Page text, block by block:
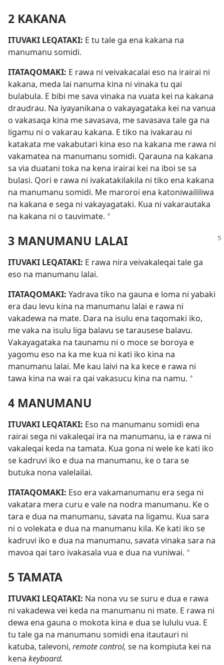
2 KAKANA
ITUVAKI LEQATAKI: E tu tale ga ena kakana na
manumanu somidi.
ITATAQOMAKI: E rawa ni veivakacalai eso na irairai ni
kakana, meda lai nanuma kina ni vinaka tu qai
bulabula. E bibi me sava vinaka na vuata kei na kakana
draudrau. Na iyayanikana o vakayagataka kei na vanua
o vakasaqa kina me savasava, me savasava tale ga na
ligamu ni o vakarau kakana. E tiko na ivakarau ni
katakata me vakabutari kina eso na kakana me rawa ni
vakamatea na manumanu somidi. Qarauna na kakana
sa via duatani toka na kena irairai kei na iboi se sa
bulasi. Qori e rawa ni ivakatakilakila ni tiko ena kakana
na manumanu somidi. Me maroroi ena katoniwaililiwa
na kakana e sega ni vakayagataki. Kua ni vakarautaka
na kakana ni o tauvimate. *
3 MANUMANU LALAI
ITUVAKI LEQATAKI: E rawa nira veivakaleqai tale ga
eso na manumanu lalai.
ITATAQOMAKI: Yadrava tiko na gauna e loma ni yabaki
era dau levu kina na manumanu lalai e rawa ni
vakadewa na mate. Dara na isulu ena taqomaki iko,
me vaka na isulu liga balavu se tarausese balavu.
Vakayagataka na taunamu ni o moce se boroya e
yagomu eso na ka me kua ni kati iko kina na
manumanu lalai. Me kau laivi na ka kece e rawa ni
tawa kina na wai ra qai vakasucu kina na namu. *
4 MANUMANU
ITUVAKI LEQATAKI: Eso na manumanu somidi ena
rairai sega ni vakaleqai ira na manumanu, ia e rawa ni
vakaleqai keda na tamata. Kua gona ni wele ke kati iko
se kadruvi iko e dua na manumanu, ke o tara se
butuka nona valelailai.
ITATAQOMAKI: Eso era vakamanumanu era sega ni
vakatara mera curu e vale na nodra manumanu. Ke o
tara e dua na manumanu, savata na ligamu. Kua sara
ni o volekata e dua na manumanu kila. Ke kati iko se
kadruvi iko e dua na manumanu, savata vinaka sara na
mavoa qai taro ivakasala vua e dua na vuniwai. *
5 TAMATA
ITUVAKI LEQATAKI: Na nona vu se suru e dua e rawa
ni vakadewa vei keda na manumanu ni mate. E rawa ni
dewa ena gauna o mokota kina e dua se lululu vua. E
tu tale ga na manumanu somidi ena itautauri ni
katuba, talevoni, remote control, se na kompiuta kei na
kena keyboard.